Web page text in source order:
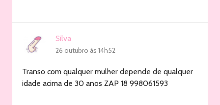
Silva
26 outubro às 14h52
Transo com qualquer mulher depende de qualquer
idade acima de 30 anos ZAP 18 998061593